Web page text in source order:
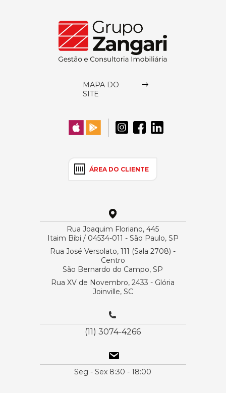
MAPA DO
SITE
ÁREA DO CLIENTE
Rua Joaquim Floriano, 445
Itaim Bibi / 04534-011 - São Paulo, SP
Rua José Versolato, 111 (Sala 2708) -
Centro
São Bernardo do Campo, SP
Rua XV de Novembro, 2433 - Glória
Joinville, SC
(11) 3074-4266
Seg - Sex 8:30 - 18:00